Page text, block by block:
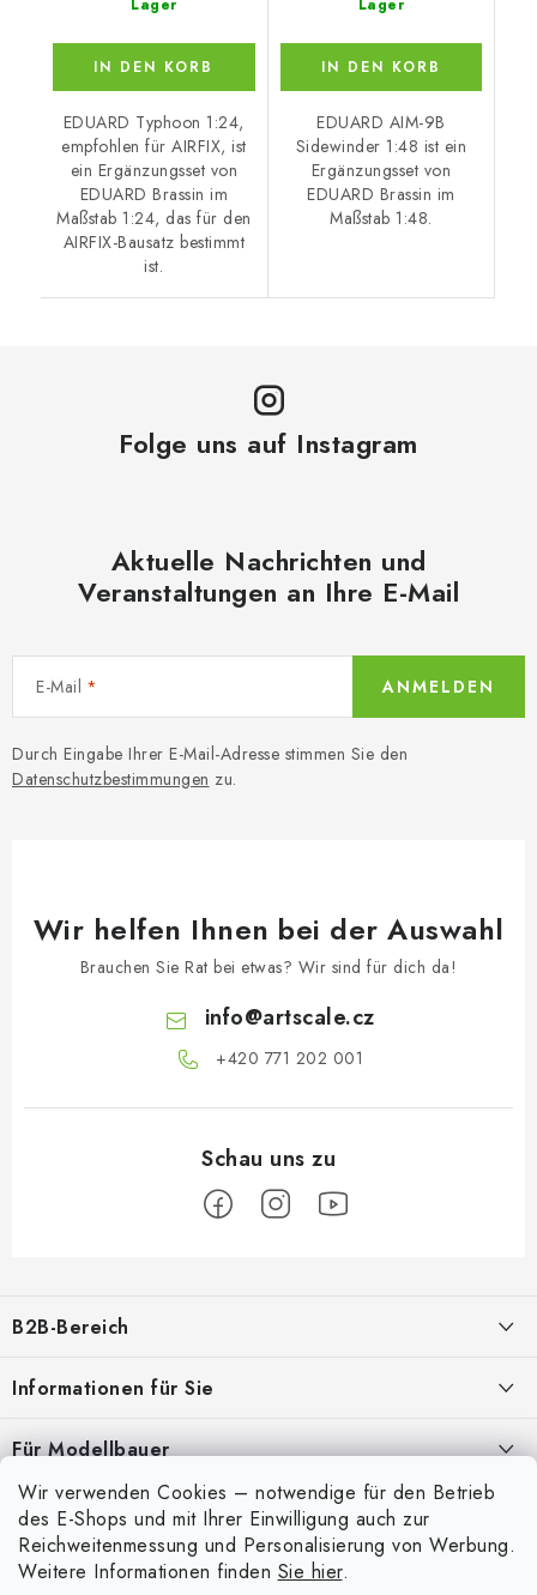
Wir verwenden Cookies – notwendige für den Betrieb
des E-Shops und mit Ihrer Einwilligung auch zur
Reichweitenmessung und Personalisierung von Werbung.
Weitere Informationen finden Sie hier.
Lager
IN DEN KORB
EDUARD Typhoon 1:24,
empfohlen für AIRFIX, ist
ein Ergänzungsset von
EDUARD Brassin im
Maßstab 1:24, das für den
AIRFIX-Bausatz bestimmt
ist.
Lager
IN DEN KORB
EDUARD AIM-9B
Sidewinder 1:48 ist ein
Ergänzungsset von
EDUARD Brassin im
Maßstab 1:48.
Folge uns auf Instagram
Aktuelle Nachrichten und
Veranstaltungen an Ihre E-Mail
E-Mail
Durch Eingabe Ihrer E-Mail-Adresse stimmen Sie den
Datenschutzbestimmungen zu.
ANMELDEN
Wir helfen Ihnen bei der Auswahl
Brauchen Sie Rat bei etwas? Wir sind für dich da!
info@artscale.cz
+420 771 202 001​
ß
z
e
i
l
B2B-Bereich
Geschäftspartner, die Bereitstellung geeigneter Dienstleistungen und
ANMELDUNG
Informationen für Sie
Über uns
Meine Bestellung
Kontakte
Versand und Bezahlung
Für Modellbauer
Modellfarben-Umrechner
Art Scale Modellbau-Glossar
Mein Konto
Anmelden